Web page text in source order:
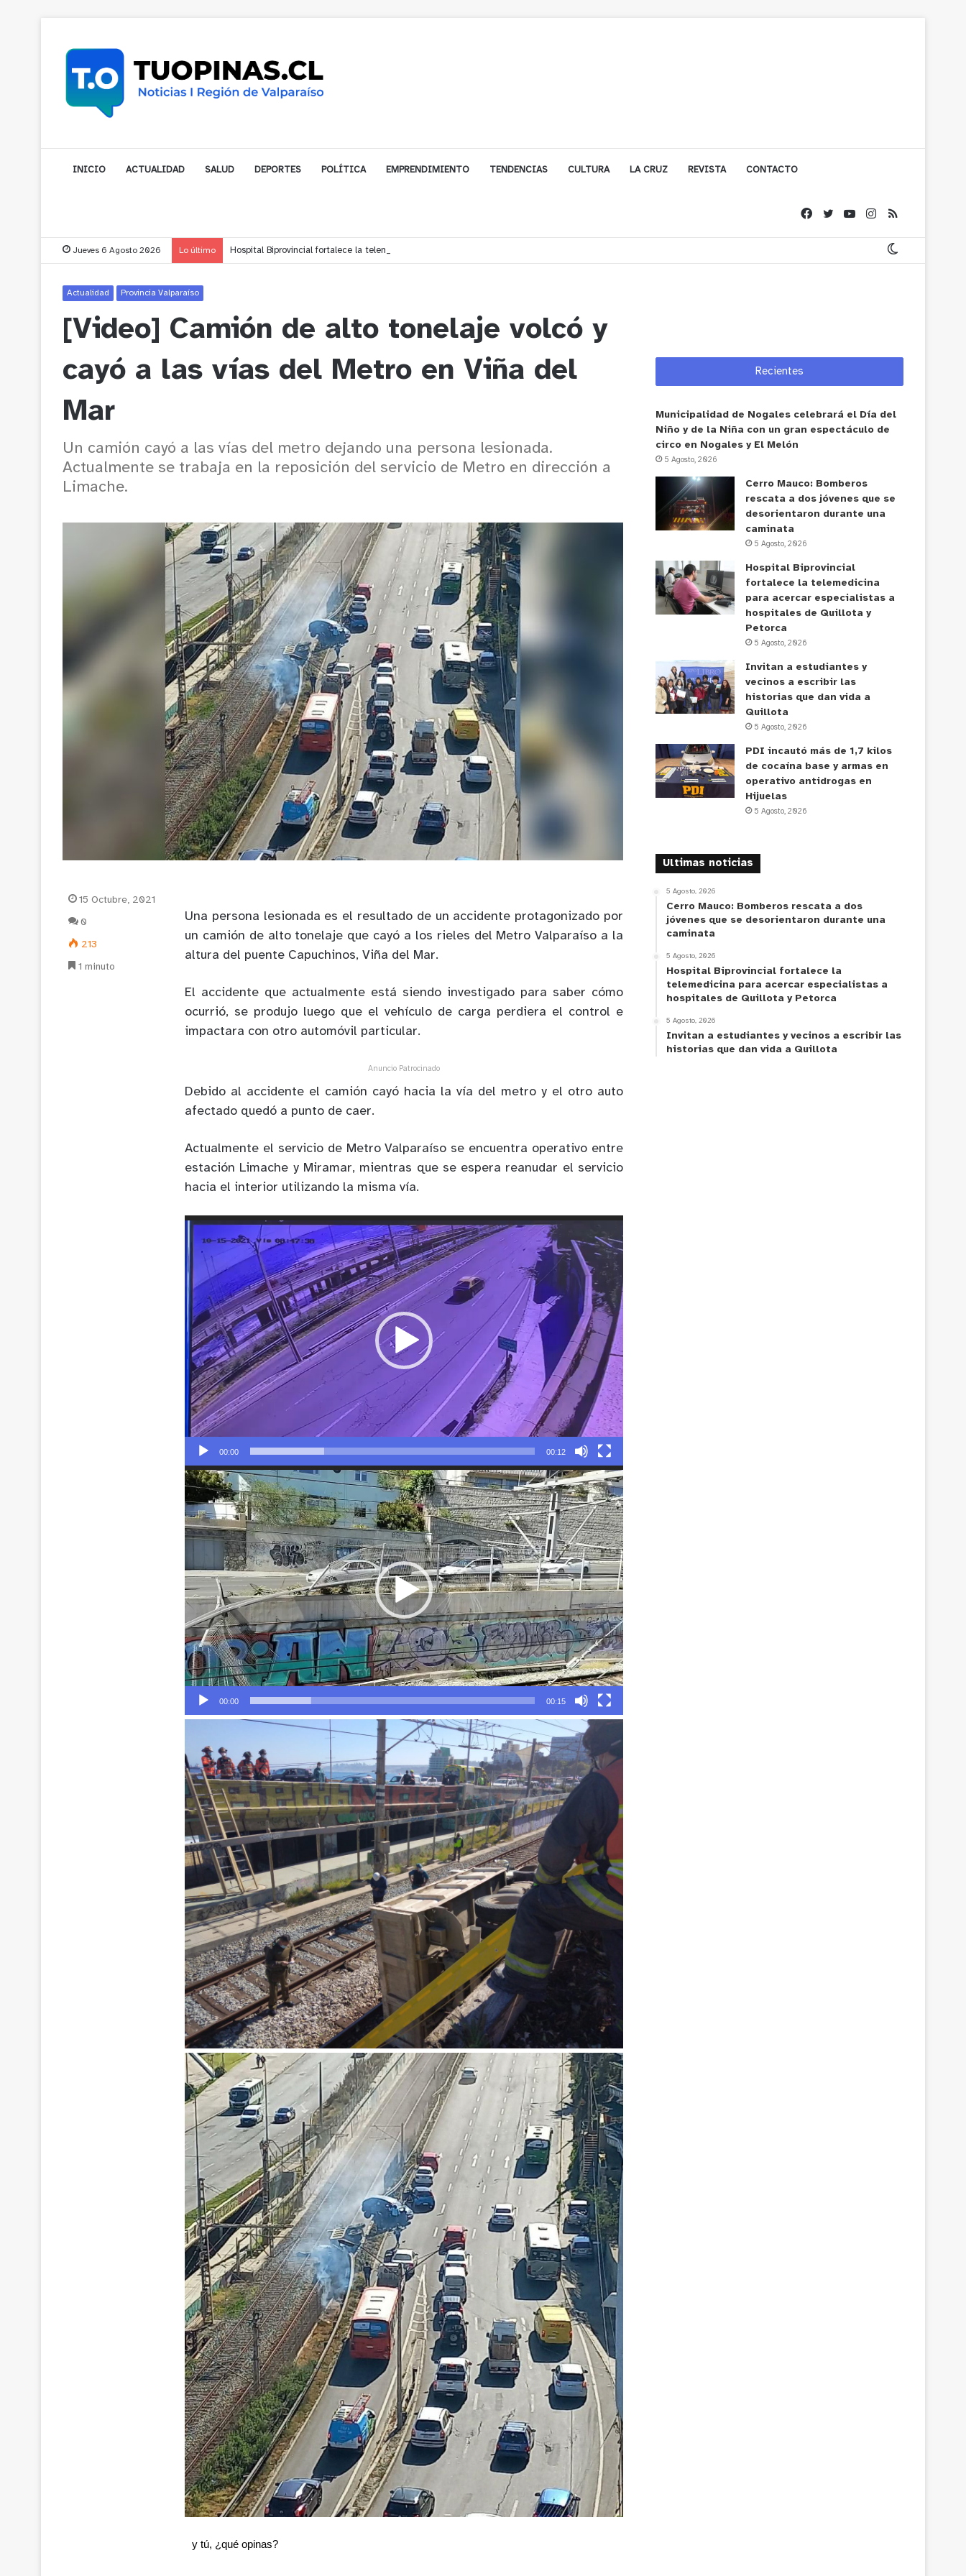
INICIO ACTUALIDAD SALUD DEPORTES POLÍTICA EMPRENDIMIENTO TENDENCIAS CULTURA LA CRUZ REVISTA CONTACTO
Jueves 6 Agosto 2026 Lo último Hospital Biprovincial fortalece la telemedicina para acercar especialistas a hospitales de Quillota y Petorca
Actualidad Provincia Valparaíso
[Video] Camión de alto tonelaje volcó y
cayó a las vías del Metro en Viña del
Mar
Un camión cayó a las vías del metro dejando una persona lesionada.
Actualmente se trabaja en la reposición del servicio de Metro en dirección a
Limache.
Una persona lesionada es el resultado de un accidente protagonizado por
un camión de alto tonelaje que cayó a los rieles del Metro Valparaíso a la
altura del puente Capuchinos, Viña del Mar.
El accidente que actualmente está siendo investigado para saber cómo
ocurrió, se produjo luego que el vehículo de carga perdiera el control e
impactara con otro automóvil particular.
Anuncio Patrocinado
Debido al accidente el camión cayó hacia la vía del metro y el otro auto
afectado quedó a punto de caer.
Actualmente el servicio de Metro Valparaíso se encuentra operativo entre
estación Limache y Miramar, mientras que se espera reanudar el servicio
hacia el interior utilizando la misma vía.
Reproductor
Video
00:00 00:12
Reproductor
de
Video
00:00 00:15
y tú, ¿qué opinas?
15 Octubre, 2021
0
213
1 minuto
Recientes
Municipalidad de Nogales celebrará el Día del
Niño y de la Niña con un gran espectáculo de
circo en Nogales y El Melón
5 Agosto, 2026
Cerro Mauco: Bomberos
rescata a dos jóvenes que se
desorientaron durante una
caminata
5 Agosto, 2026
Hospital Biprovincial
fortalece la telemedicina
para acercar especialistas a
hospitales de Quillota y
Petorca
5 Agosto, 2026
Invitan a estudiantes y
vecinos a escribir las
historias que dan vida a
Quillota
5 Agosto, 2026
PDI incautó más de 1,7 kilos
de cocaína base y armas en
operativo antidrogas en
Hijuelas
5 Agosto, 2026
Ultimas noticias
5 Agosto, 2026
Cerro Mauco: Bomberos rescata a dos
jóvenes que se desorientaron durante una
caminata
5 Agosto, 2026
Hospital Biprovincial fortalece la
telemedicina para acercar especialistas a
hospitales de Quillota y Petorca
5 Agosto, 2026
Invitan a estudiantes y vecinos a escribir las
historias que dan vida a Quillota